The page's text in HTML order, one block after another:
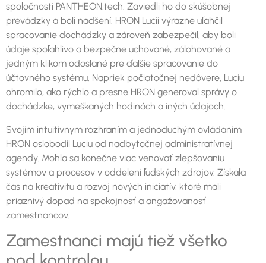
spoločnosti PANTHEON.tech. Zaviedli ho do skúšobnej
prevádzky a boli nadšení. HRON Lucii výrazne uľahčil
spracovanie dochádzky a zároveň zabezpečil, aby boli
údaje spoľahlivo a bezpečne uchované, zálohované a
jedným klikom odoslané pre ďalšie spracovanie do
účtovného systému. Napriek počiatočnej nedôvere, Luciu
ohromilo, ako rýchlo a presne HRON generoval správy o
dochádzke, vymeškaných hodinách a iných údajoch.
Svojím intuitívnym rozhraním a jednoduchým ovládaním
HRON oslobodil Luciu od nadbytočnej administratívnej
agendy. Mohla sa konečne viac venovať zlepšovaniu
systémov a procesov v oddelení ľudských zdrojov. Získala
čas na kreativitu a rozvoj nových iniciatív, ktoré mali
priaznivý dopad na spokojnosť a angažovanosť
zamestnancov.
Zamestnanci majú tiež všetko